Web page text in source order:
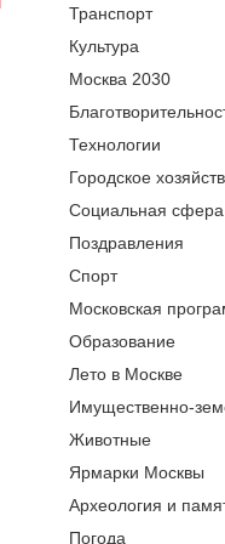
Транспорт
Культура
Москва 2030
Технологии
Городское
Социальная сфера
Поздравления
Спорт
Московская
Образование
Лето в Москве
Имущественно-
Животные
Ярмарки Москвы
Археология и
Погода